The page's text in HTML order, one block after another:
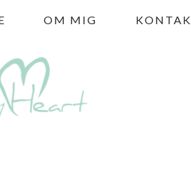
OM MIG